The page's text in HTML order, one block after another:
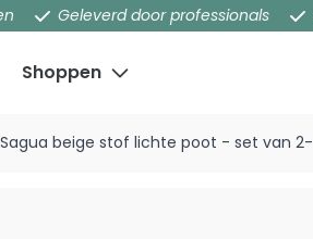
Geleverd door professionals
Shoppen
beige stof lichte poot - set van 2-